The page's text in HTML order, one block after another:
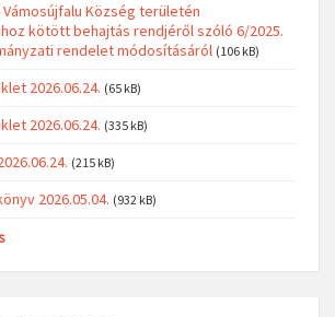
Vámosújfalu Község területén
kötött behajtás rendjéről szóló 6/2025.
rendelet módosításáról (106 kB)
2026.06.24. (65 kB)
2026.06.24. (335 kB)
(215 kB)
2026.05.04. (932 kB)